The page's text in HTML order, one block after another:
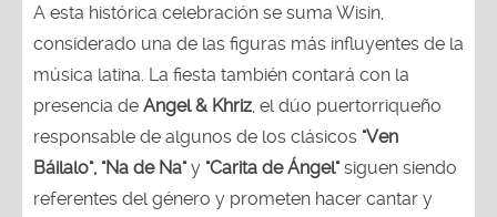
A esta histórica celebración se suma Wisin,
considerado una de las figuras más influyentes de la
música latina. La fiesta también contará con la
presencia de Angel & Khriz, el dúo puertorriqueño
responsable de algunos de los clásicos "Ven
Báilalo", "Na de Na"y "Carita de Ángel"siguen siendo
referentes del género y prometen hacer cantar y